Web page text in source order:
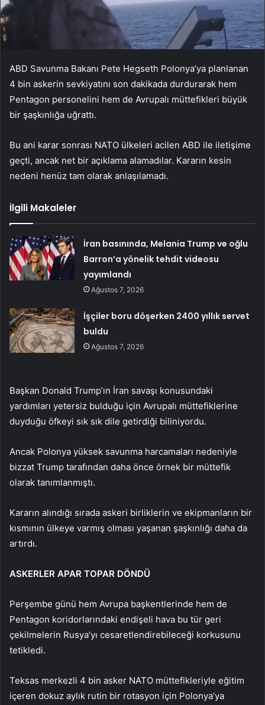
ABD Savunma Bakanı Pete Hegseth Polonya’ya planlanan
4 bin askerin sevkiyatını son dakikada durdurarak hem
Pentagon personelini hem de Avrupalı müttefikleri büyük
bir şaşkınlığa uğrattı.
Bu ani karar sonrası NATO ülkeleri acilen ABD ile iletişime
geçti, ancak net bir açıklama alamadılar. Kararın kesin
nedeni henüz tam olarak anlaşılamadı.
İlgili Makaleler
İran basınında, Melania Trump ve oğlu
Barron’a yönelik tehdit videosu
yayımlandı
Ağustos 7, 2026
İşçiler boru döşerken 2400 yıllık servet
buldu
Ağustos 7, 2026
Başkan Donald Trump’ın İran savaşı konusundaki
yardımları yetersiz bulduğu için Avrupalı müttefiklerine
duyduğu öfkeyi sık sık dile getirdiği biliniyordu.
Ancak Polonya yüksek savunma harcamaları nedeniyle
bizzat Trump tarafından daha önce örnek bir müttefik
olarak tanımlanmıştı.
Kararın alındığı sırada askeri birliklerin ve ekipmanların bir
kısmının ülkeye varmış olması yaşanan şaşkınlığı daha da
artırdı.
ASKERLER APAR TOPAR DÖNDÜ
Perşembe günü hem Avrupa başkentlerinde hem de
Pentagon koridorlarındaki endişeli hava bu tür geri
çekilmelerin Rusya’yı cesaretlendirebileceği korkusunu
tetikledi.
Teksas merkezli 4 bin asker NATO müttefikleriyle eğitim
içeren dokuz aylık rutin bir rotasyon için Polonya’ya